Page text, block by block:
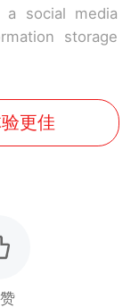
social media
storage
更佳